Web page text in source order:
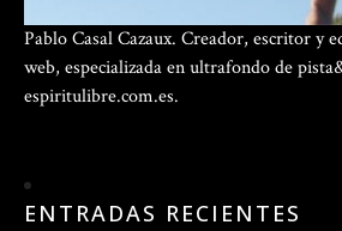
Pablo Casal Cazaux. Creador, escritor y
web, especializada en ultrafondo de
espiritulibre.com.es.
ENTRADAS RECIENTES